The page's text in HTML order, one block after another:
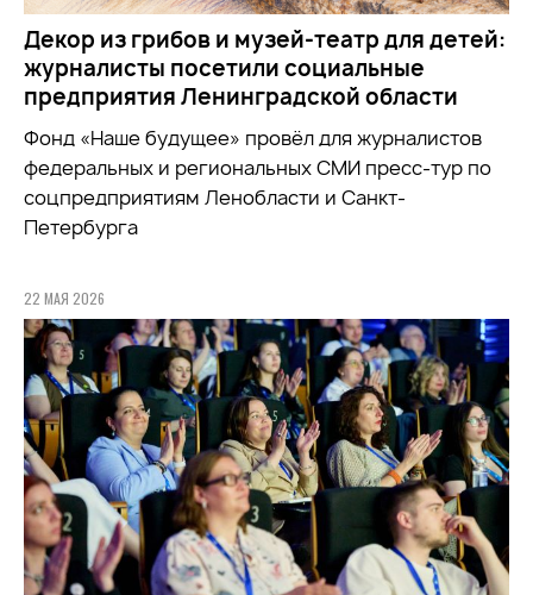
Декор из грибов и музей-театр для детей:
журналисты посетили социальные
предприятия Ленинградской области
Фонд «Наше будущее» провёл для журналистов
федеральных и региональных СМИ пресс-тур по
соцпредприятиям Ленобласти и Санкт-
Петербурга
22 МАЯ 2026